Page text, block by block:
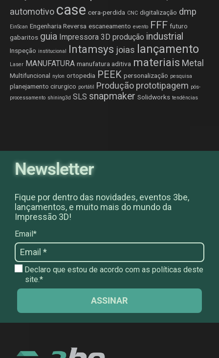
automotivo case cera-perdida CNC digitalização dmp
EinScan Engenharia Reversa escaneamento evento FFF futuro
gabaritos guia Impressora 3D produção industrial
Inspeção institucional Intamsys joias lançamento
Laser MANUFATURA manufatura aditiva materiais Metal
Multifuncional nylon ortopedia PEEK personalização pesquisa
planejamento cirurgico portátil Produção prototipagem pós-
processamento shining3d SLS snapmaker Solidworks tendências
Newsletter
Fique por dentro das novidades, eventos 3be,
lançamentos, e muito mais do mundo da
Impressão 3D!
Email*
Declaro que estou de acordo com as políticas deste
site.*
ASSINAR